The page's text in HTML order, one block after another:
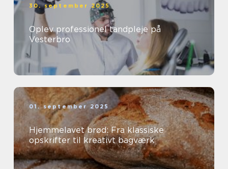
30. september 2025
Oplev professionel tandpleje på
Vesterbro
01. september 2025
Hjemmelavet brød: Fra klassiske
opskrifter til kreativt bagværk